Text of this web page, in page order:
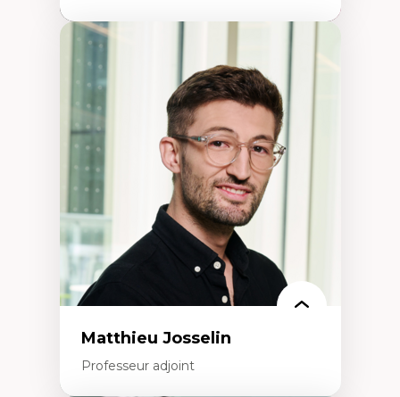
Expertises
Neuropsychiatrie et neurosciences
Direction d'essais cliniques
Analyse des politiques et pratiques en santé
mentale
Développement de protocoles d'essais
cliniques
Collaboration interfonctionnelle
Leadership en recherche clinique
Développement de cadres politiques
Collaboration avec des entreprises
pharmaceutiques
Rédaction de publications et de rapports
politiques
Enseignement et mentorat
Matthieu Josselin
Professeur adjoint